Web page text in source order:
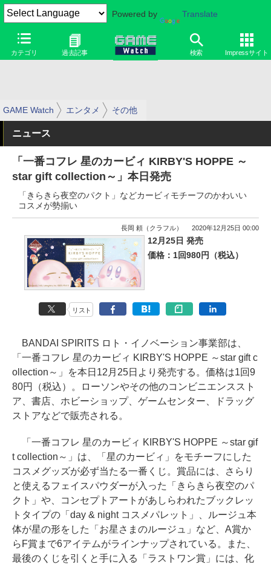
Powered by Translate
カテゴリ 過去記事 検索 Impressサイト
GAME Watch エンタメ その他
ニュース
「一番コフレ 星のカービィ KIRBY'S HOPPE ～
star gift collection～」本日発売
「きらきら夜空のパクト」などカービィモチーフのかわいい
コスメが勢揃い
長岡 頼（クラフル） 2020年12月25日 00:00
12月25日 発売
価格：1回980円（税込）
リスト
BANDAI SPIRITS ロト・イノベーション事業部は、
「一番コフレ 星のカービィ KIRBY'S HOPPE ～star gift c
ollection～」を本日12月25日より発売する。価格は1回9
80円（税込）。ローソンやその他のコンビニエンススト
ア、書店、ホビーショップ、ゲームセンター、ドラッグ
ストアなどで販売される。
「一番コフレ 星のカービィ KIRBY'S HOPPE ～star gif
t collection～」は、「星のカービィ」をモチーフにした
コスメグッズが必ず当たる一番くじ。賞品には、さらり
と使えるフェイスパウダーが入った「きらきら夜空のパ
クト」や、コンセプトアートがあしらわれたブックレッ
トタイプの「day & night コスメパレット」、ルージュ本
体が星の形をした「お星さまのルージュ」など、A賞か
らF賞まで6アイテムがラインナップされている。また、
最後のくじを引くと手に入る「ラストワン賞」には、化